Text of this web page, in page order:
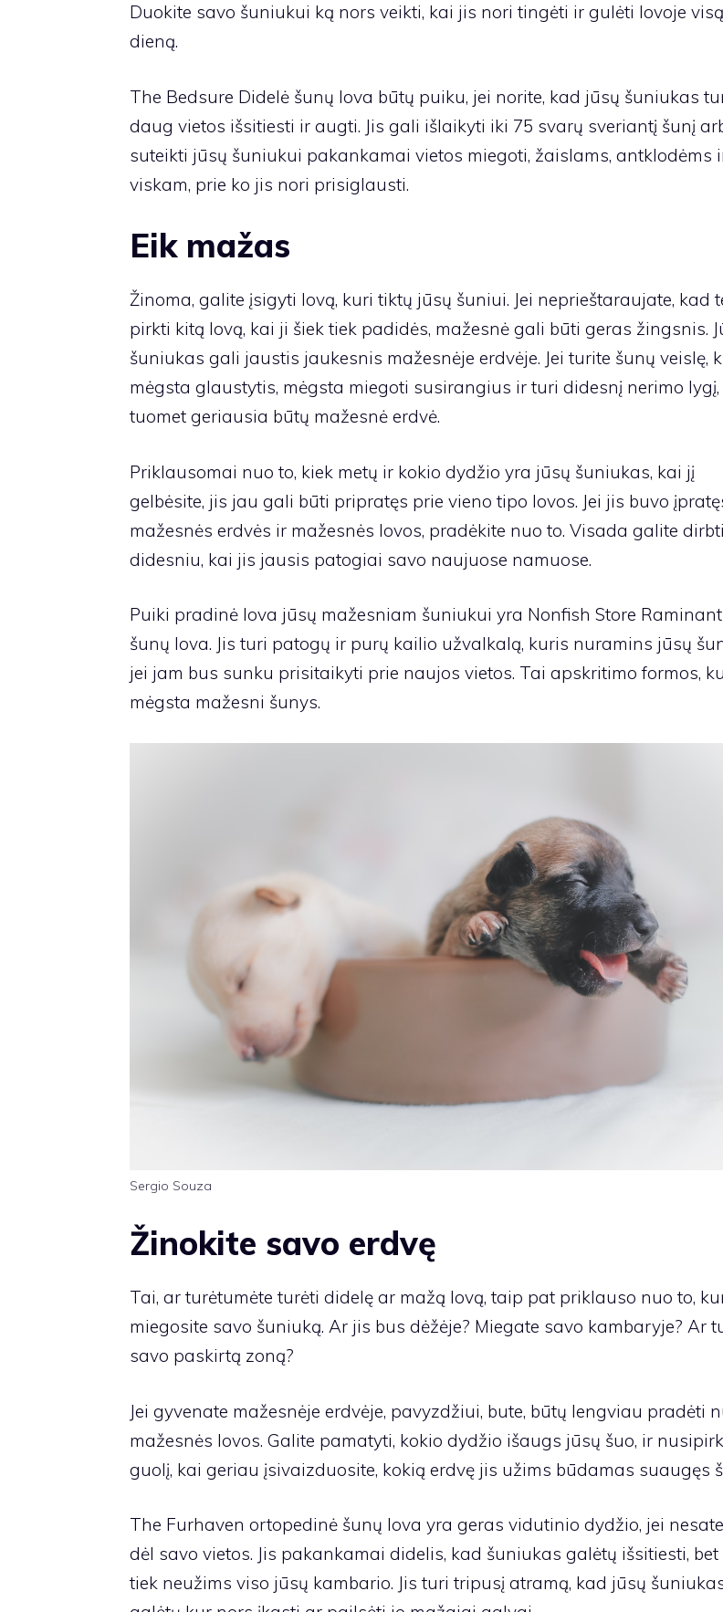
Duokite savo šuniukui ką nors veikti, kai jis nori tingėti ir gulėti lovoje visą
dieną.
The Bedsure Didelė šunų lova būtų puiku, jei norite, kad jūsų šuniukas
daug vietos išsitiesti ir augti. Jis gali išlaikyti iki 75 svarų sveriantį šunį
suteikti jūsų šuniukui pakankamai vietos miegoti, žaislams, antklodėms
viskam, prie ko jis nori prisiglausti.
Eik mažas
Žinoma, galite įsigyti lovą, kuri tiktų jūsų šuniui. Jei neprieštaraujate, kad
pirkti kitą lovą, kai ji šiek tiek padidės, mažesnė gali būti geras žingsnis.
šuniukas gali jaustis jaukesnis mažesnėje erdvėje. Jei turite šunų veislę,
mėgsta glaustytis, mėgsta miegoti susirangius ir turi didesnį nerimo lygį,
tuomet geriausia būtų mažesnė erdvė.
Priklausomai nuo to, kiek metų ir kokio dydžio yra jūsų šuniukas, kai jį
gelbėsite, jis jau gali būti pripratęs prie vieno tipo lovos. Jei jis buvo
mažesnės erdvės ir mažesnės lovos, pradėkite nuo to. Visada galite
didesniu, kai jis jausis patogiai savo naujuose namuose.
Puiki pradinė lova jūsų mažesniam šuniukui yra Nonfish Store
šunų lova. Jis turi patogų ir purų kailio užvalkalą, kuris nuramins jūsų
jei jam bus sunku prisitaikyti prie naujos vietos. Tai apskritimo formos,
mėgsta mažesni šunys.
Sergio Souza
Žinokite savo erdvę
Tai, ar turėtumėte turėti didelę ar mažą lovą, taip pat priklauso nuo to,
miegosite savo šuniuką. Ar jis bus dėžėje? Miegate savo kambaryje? Ar
savo paskirtą zoną?
Jei gyvenate mažesnėje erdvėje, pavyzdžiui, bute, būtų lengviau pradėti
mažesnės lovos. Galite pamatyti, kokio dydžio išaugs jūsų šuo, ir
guolį, kai geriau įsivaizduosite, kokią erdvę jis užims būdamas suaugęs
The Furhaven ortopedinė šunų lova yra geras vidutinio dydžio, jei
dėl savo vietos. Jis pakankamai didelis, kad šuniukas galėtų išsitiesti, bet
tiek neužims viso jūsų kambario. Jis turi tripusį atramą, kad jūsų